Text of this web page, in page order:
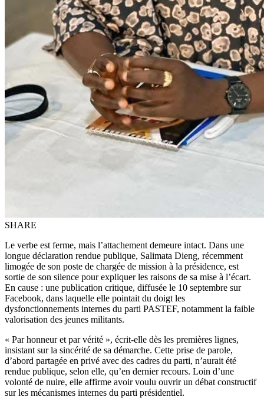
SHARE
Le verbe est ferme, mais l’attachement demeure intact. Dans une
longue déclaration rendue publique, Salimata Dieng, récemment
limogée de son poste de chargée de mission à la présidence, est
sortie de son silence pour expliquer les raisons de sa mise à l’écart.
En cause : une publication critique, diffusée le 10 septembre sur
Facebook, dans laquelle elle pointait du doigt les
dysfonctionnements internes du parti PASTEF, notamment la faible
valorisation des jeunes militants.
« Par honneur et par vérité », écrit-elle dès les premières lignes,
insistant sur la sincérité de sa démarche. Cette prise de parole,
d’abord partagée en privé avec des cadres du parti, n’aurait été
rendue publique, selon elle, qu’en dernier recours. Loin d’une
volonté de nuire, elle affirme avoir voulu ouvrir un débat constructif
sur les mécanismes internes du parti présidentiel.